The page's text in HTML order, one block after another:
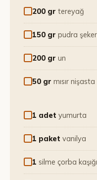
200 gr tereyağ
150 gr pudra
200 gr un
50 gr mısır nişasta
1 adet yumurta
1 paket vanilya
1 silme çorba